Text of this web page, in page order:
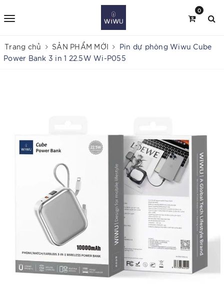
0
Trang chủ SẢN PHẨM MỚI
Pin dự phòng Wiwu Cube
Power Bank 3 in 1 22.5W Wi-P055